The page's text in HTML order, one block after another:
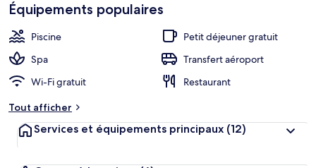
Équipements populaires
Piscine
Petit déjeuner gratuit
Spa
Transfert aéroport
Wi-Fi gratuit
Restaurant
Tout afficher
Services et équipements principaux (12)